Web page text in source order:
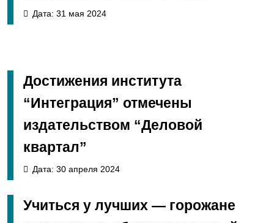
Дата: 31 мая 2024
Достижения института
“Интеграция” отмечены
издательством “Деловой
квартал”
Дата: 30 апреля 2024
Учиться у лучших — горожане